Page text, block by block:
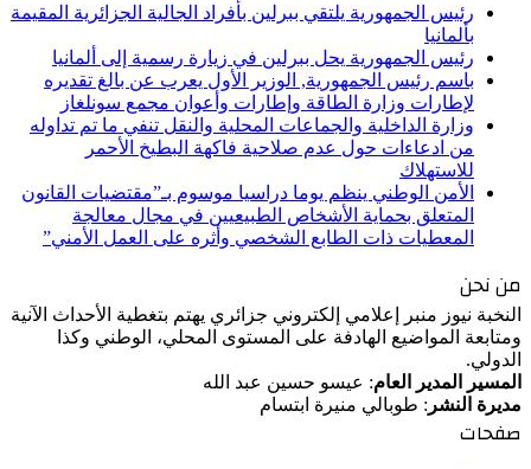
رئيس الجمهورية يلتقي ببرلين بأفراد الجالية الجزائرية المقيمة
بألمانيا
رئيس الجمهورية يحل ببرلين في زيارة رسمية إلى ألمانيا
باسم رئيس الجمهورية, الوزير الأول يعرب عن بالغ تقديره
لإطارات وزارة الطاقة وإطارات وأعوان مجمع سونلغاز
وزارة الداخلية والجماعات المحلية والنقل تنفي ما تم تداوله
من ادعاءات حول عدم صلاحية فاكهة البطيخ الأحمر
للاستهلاك
الأمن الوطني ينظم يوما دراسيا موسوم بـ”مقتضيات القانون
المتعلق بحماية الأشخاص الطبيعيين في مجال معالجة
المعطيات ذات الطابع الشخصي وأثره على العمل الأمني”
من نحن
النخبة نيوز منبر إعلامي إلكتروني جزائري يهتم بتغطية الأحداث الآنية
ومتابعة المواضيع الهادفة على المستوى المحلي، الوطني وكذا
الدولي.
المسير المدير العام: عيسو حسين عبد الله
مديرة النشر : طوبالي منيرة ابتسام
صفحات